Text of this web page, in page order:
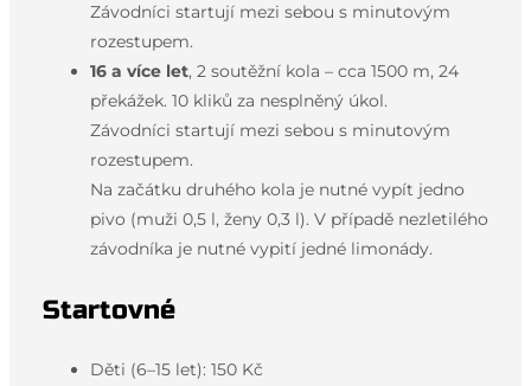
Závodníci startují mezi sebou s minutovým
rozestupem.
16 a více let, 2 soutěžní kola – cca 1500 m, 24
překážek. 10 kliků za nesplněný úkol.
Závodníci startují mezi sebou s minutovým
rozestupem.
Na začátku druhého kola je nutné vypít jedno
pivo (muži 0,5 l, ženy 0,3 l). V případě nezletilého
závodníka je nutné vypití jedné limonády.
Startovné
Děti (6–15 let): 150 Kč